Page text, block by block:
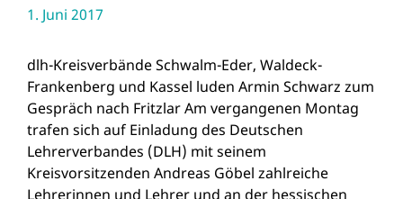
1. Juni 2017
dlh-Kreisverbände Schwalm-Eder, Waldeck-
Frankenberg und Kassel luden Armin Schwarz zum
Gespräch nach Fritzlar Am vergangenen Montag
trafen sich auf Einladung des Deutschen
Lehrerverbandes (DLH) mit seinem
Kreisvorsitzenden Andreas Göbel zahlreiche
Lehrerinnen und Lehrer und an der hessischen